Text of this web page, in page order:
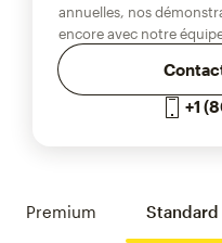
annuelles, nos
encore avec notre
+1
Premium Standard